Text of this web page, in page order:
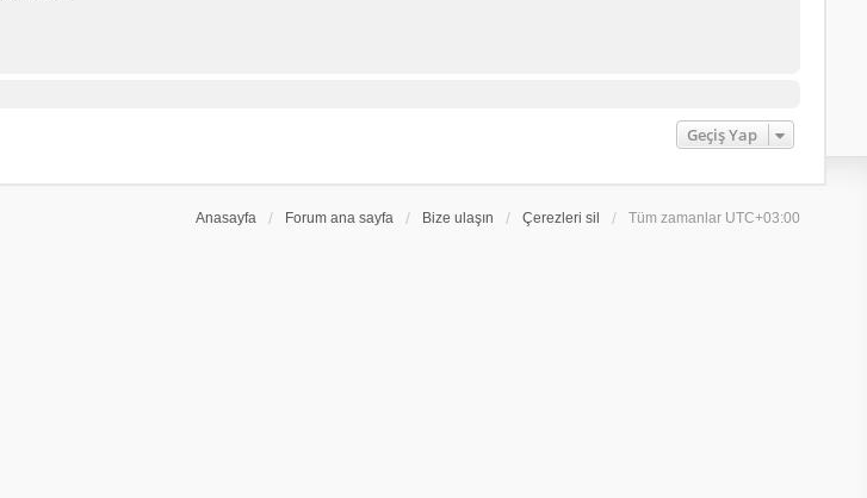
Geçiş Yap
Anasayfa Forum ana sayfa Bize ulaşın Çerezleri sil Tüm zamanlar UTC+03:00